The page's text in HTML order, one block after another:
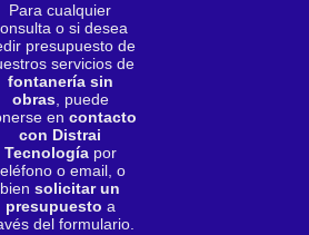
Para cualquier
o si desea
presupuesto de
servicios de
fontanería sin
obras, puede
en contacto
con Distrai
Tecnologíapor
o email, o
bien solicitar un
presupuesto a
del formulario.